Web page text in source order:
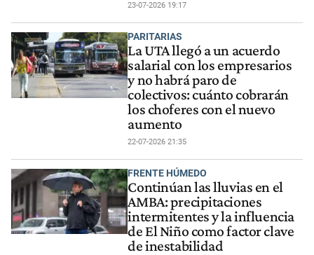
23-07-2026 19:17
PARITARIAS
La UTA llegó a un acuerdo
salarial con los empresarios
y no habrá paro de
colectivos: cuánto cobrarán
los choferes con el nuevo
aumento
22-07-2026 21:35
FRENTE HÚMEDO
Continúan las lluvias en el
AMBA: precipitaciones
intermitentes y la influencia
de El Niño como factor clave
de inestabilidad